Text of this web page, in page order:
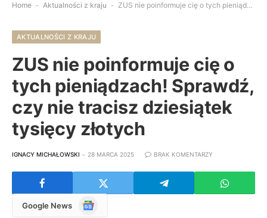
Home - Aktualności z kraju - ZUS nie poinformuje cię o tych pieniądzach! Sprawdź, czy nie tracisz dziesiątek tysięcy złotych
AKTUALNOŚCI Z KRAJU
ZUS nie poinformuje cię o
tych pieniądzach! Sprawdź,
czy nie tracisz dziesiątek
tysięcy złotych
IGNACY MICHAŁOWSKI 28 MARCA 2025 BRAK KOMENTARZY
Google News
Google